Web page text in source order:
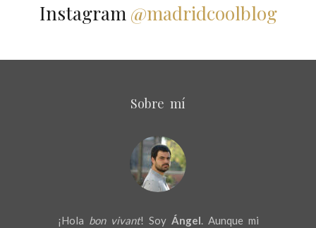
Instagram @madridcoolblog
Sobre mí
¡Hola bon vivant! Soy Ángel. Aunque mi